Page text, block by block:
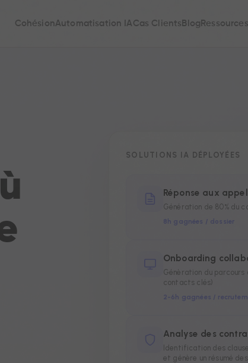
Cohésion Automatisation IA Cas Clients Blog Ressources
SOLUTIONS IA DÉPLOYÉES
Réponse aux
Génération de 80% du
8h gagnées / dossier
Onboarding
Génèration du
contacts clés)
2-6h gagnées /
Analyse des
Identification des
et génère un résumé